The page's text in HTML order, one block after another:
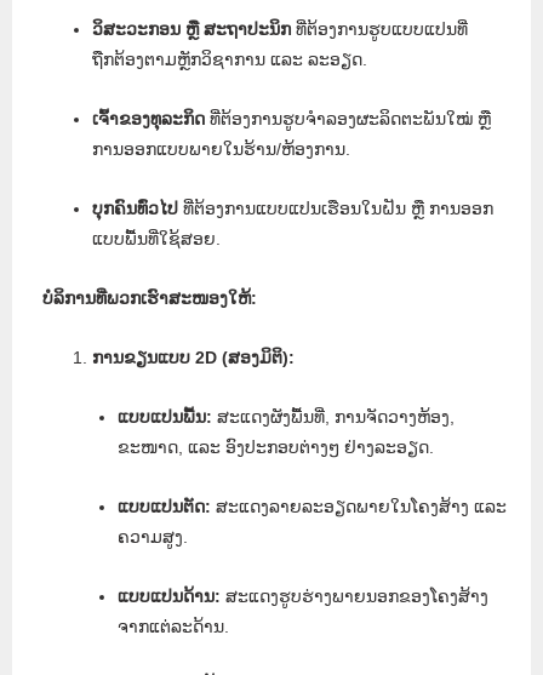
ວິສະວະກອນ ຫຼື ສະຖາປະນິກ ທີ່ຕ້ອງການຮູບແບບແປນທີ່
ຖືກຕ້ອງຕາມຫຼັກວິຊາການ ແລະ ລະອຽດ.
ເຈົ້າຂອງທຸລະກິດ ທີ່ຕ້ອງການຮູບຈຳລອງຜະລິດຕະພັນໃໝ່ ຫຼື
ການອອກແບບພາຍໃນຮ້ານ/ຫ້ອງການ.
ບຸກຄົນທົ່ວໄປ ທີ່ຕ້ອງການແບບແປນເຮືອນໃນຝັນ ຫຼື ການອອກ
ແບບພື້ນທີ່ໃຊ້ສອຍ.
ບໍລິການທີ່ພວກເຮົາສະໜອງໃຫ້:
ການຂຽນແບບ 2D (ສອງມິຕິ):
ແບບແປນພື້ນ: ສະແດງຜັງພື້ນທີ່, ການຈັດວາງຫ້ອງ,
ຂະໜາດ, ແລະ ອົງປະກອບຕ່າງໆ ຢ່າງລະອຽດ.
ແບບແປນຕັດ: ສະແດງລາຍລະອຽດພາຍໃນໂຄງສ້າງ ແລະ
ຄວາມສູງ.
ແບບແປນດ້ານ: ສະແດງຮູບຮ່າງພາຍນອກຂອງໂຄງສ້າງ
ຈາກແຕ່ລະດ້ານ.